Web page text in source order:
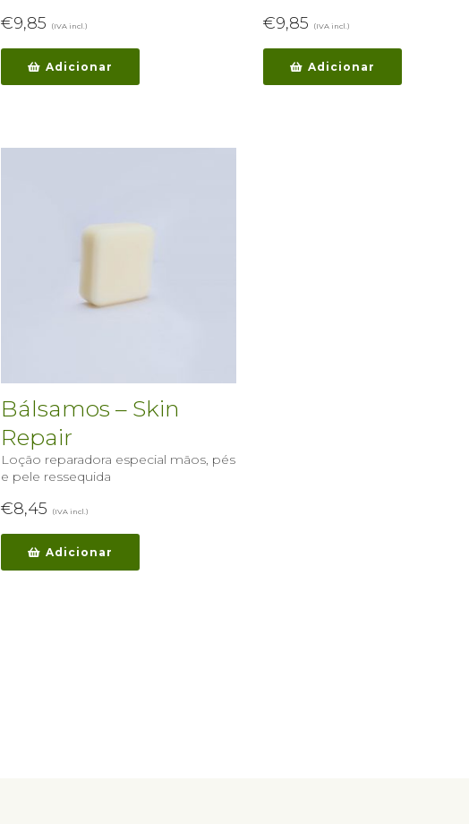
€9,85 (IVA incl.)
Adicionar
€9,85 (IVA incl.)
Adicionar
Bálsamos – Skin
Repair
Loção reparadora especial mãos, pés
e pele ressequida
€8,45 (IVA incl.)
Adicionar